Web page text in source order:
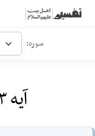
سوره:
آیه ۱۴۳ - سوره صافات